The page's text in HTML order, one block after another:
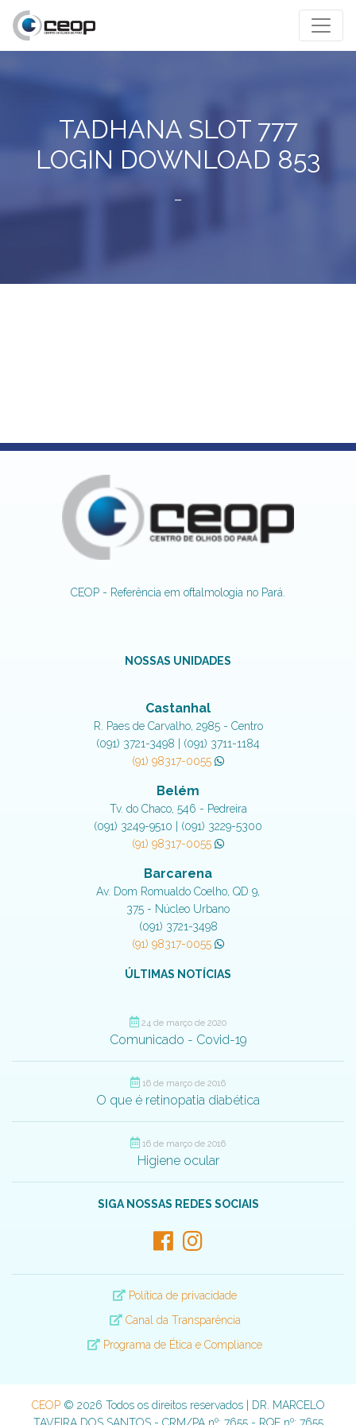
TADHANA SLOT 777
LOGIN DOWNLOAD 853
–
CEOP - Referência em oftalmologia no Pará.
NOSSAS UNIDADES
Castanhal
R. Paes de Carvalho, 2985 - Centro
(091) 3721-3498 | (091) 3711-1184
(91) 98317-0055
Belém
Tv. do Chaco, 546 - Pedreira
(091) 3249-9510 | (091) 3229-5300
(91) 98317-0055
Barcarena
Av. Dom Romualdo Coelho, QD 9,
375 - Núcleo Urbano
(091) 3721-3498
(91) 98317-0055
ÚLTIMAS NOTÍCIAS
24 de março de 2020
Comunicado - Covid-19
16 de março de 2016
O que é retinopatia diabética
16 de março de 2016
Higiene ocular
SIGA NOSSAS REDES SOCIAIS
Política de privacidade
Canal da Transparência
Programa de Ética e Compliance
CEOP© 2026 Todos os direitos reservados | DR. MARCELO
TAVEIRA DOS SANTOS - CRM/PA nº: 7655 - RQE nº: 7655